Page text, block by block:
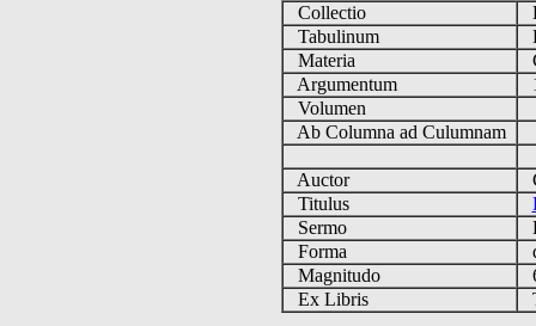
Collectio
Tabulinum
Materia
Argumentum
Volumen
Ab Columna ad Culumnam
Auctor
Titulus
Sermo
Forma
Magnitudo
Ex Libris